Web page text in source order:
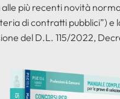
alle più recenti novità
di contratti pubblici”) e
del D.L. 115/2022,